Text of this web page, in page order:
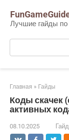
контенту
Лучшие гайды
Поиск:
Главная » Гайды
Коды скачек
активных
08.10.2025